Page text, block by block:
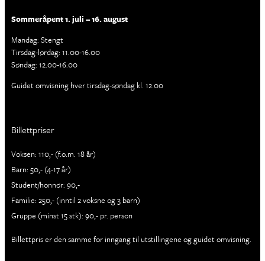
Sommeråpent 1. juli – 16. august
Mandag: Stengt
Tirsdag-lørdag: 11.00-16.00
Søndag: 12.00-16.00
Guidet omvisning hver tirsdag-søndag kl. 12.00
Billettpriser
Voksen: 110,- (f.o.m. 18 år)
Barn: 50,- (4-17 år)
Student/honnør: 90,-
Familie: 250,- (inntil 2 voksne og 3 barn)
Gruppe (minst 15 stk): 90,- pr. person
Billettpris er den samme for inngang til utstillingene og guidet omvisning.